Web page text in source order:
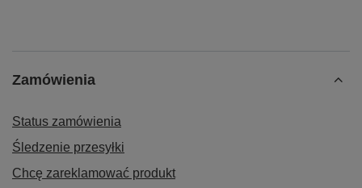
Zamówienia
Status zamówienia
Śledzenie przesyłki
Chcę zareklamować produkt